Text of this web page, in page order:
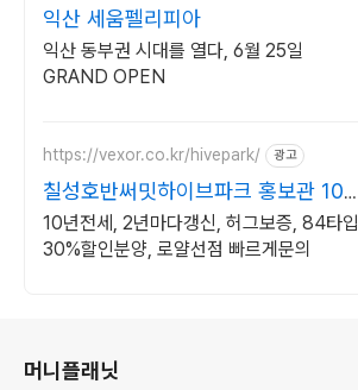
익산 세움펠리피아
익산 동부권 시대를 열다, 6월 25일
GRAND OPEN
https://vexor.co.kr/hivepark/ 광고
칠성호반써밋하이브파크 홍보관 10년
전세임대
10년전세, 2년마다갱신, 허그보증, 84타입
30%할인분양, 로얄선점 빠르게문의
머니플래닛